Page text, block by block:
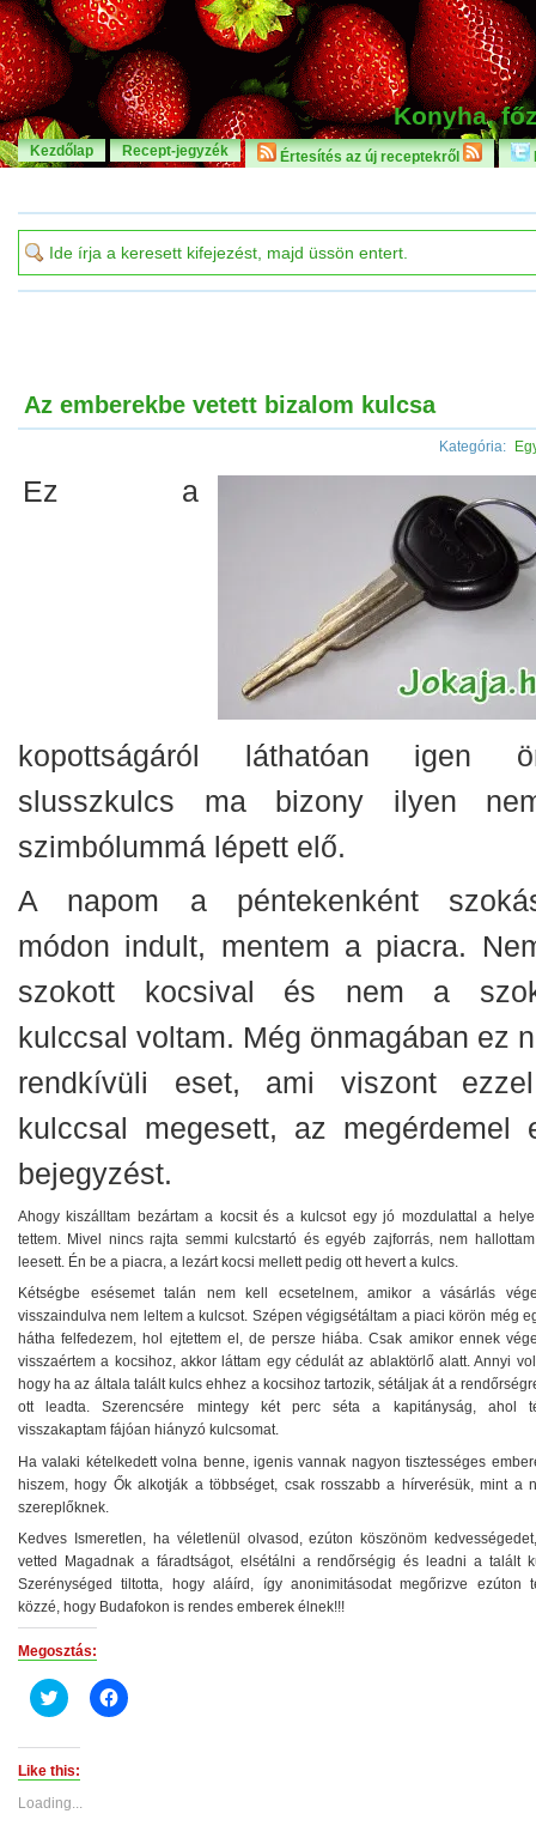
Konyha,
Kezdőlap Recept-jegyzék Értesítés az új receptekről
Az emberekbe vetett bizalom kulcsa
Kategória:
Ez a
kopottságáról láthatóan igen
slusszkulcs ma bizony ilyen
szimbólummá lépett elő.
A napom a péntekenként
módon indult, mentem a piacra.
szokott kocsival és nem a
kulccsal voltam. Még önmagában ez
rendkívüli eset, ami viszont
kulccsal megesett, az megérdemel
bejegyzést.
Ahogy kiszálltam bezártam a kocsit és a kulcsot egy jó mozdulattal a
tettem. Mivel nincs rajta semmi kulcstartó és egyéb zajforrás, nem
leesett. Én be a piacra, a lezárt kocsi mellett pedig ott hevert a kulcs.
Kétségbe esésemet talán nem kell ecsetelnem, amikor a vásárlás
visszaindulva nem leltem a kulcsot. Szépen végigsétáltam a piaci körön még
hátha felfedezem, hol ejtettem el, de persze hiába. Csak amikor ennek
visszaértem a kocsihoz, akkor láttam egy cédulát az ablaktörlő alatt. Annyi
hogy ha az általa talált kulcs ehhez a kocsihoz tartozik, sétáljak át a
ott leadta. Szerencsére mintegy két perc séta a kapitányság, ahol
visszakaptam fájóan hiányzó kulcsomat.
Ha valaki kételkedett volna benne, igenis vannak nagyon tisztességes
hiszem, hogy Ők alkotják a többséget, csak rosszabb a hírverésük, mint a
szereplőknek.
Kedves Ismeretlen, ha véletlenül olvasod, ezúton köszönöm
vetted Magadnak a fáradtságot, elsétálni a rendőrségig és leadni a talált
Szerénységed tiltotta, hogy aláírd, így anonimitásodat megőrizve ezúton
közzé, hogy Budafokon is rendes emberek élnek!!!
Megosztás:
Click
to
(Opens
new
Click
to
Like this:
Loading...